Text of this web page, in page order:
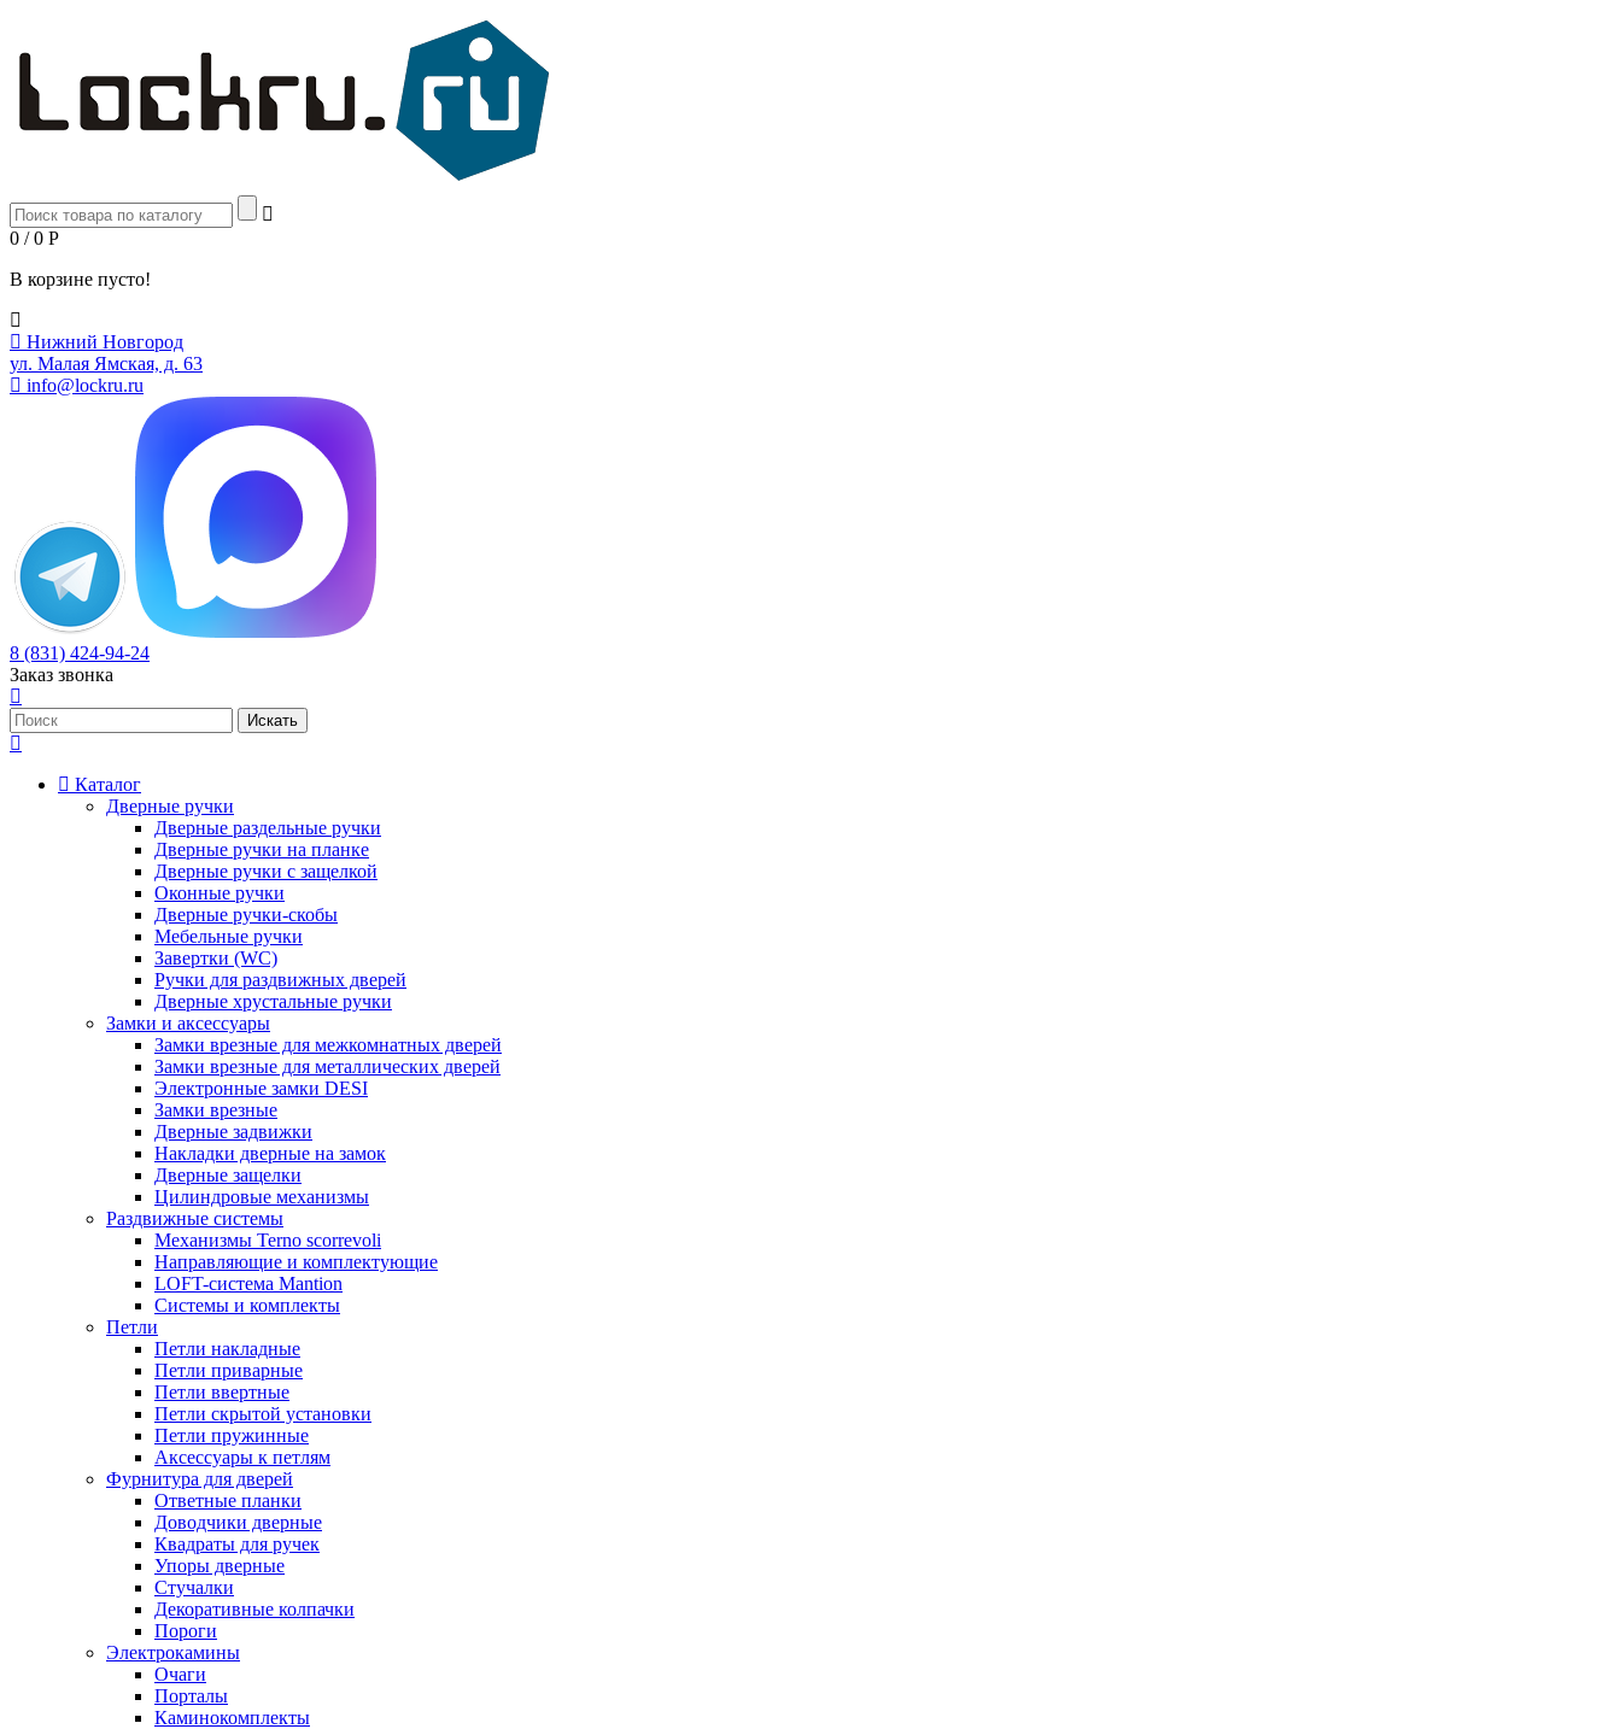
0 / 0 Р
В корзине пусто!
Нижний Новгород
ул. Малая Ямская, д. 63
info@lockru.ru
8 (831) 424-94-24
Заказ звонка
Каталог
Дверные ручки
Дверные раздельные ручки
Дверные ручки на планке
Дверные ручки с защелкой
Оконные ручки
Дверные ручки-скобы
Мебельные ручки
Завертки (WC)
Ручки для раздвижных дверей
Дверные хрустальные ручки
Замки и аксессуары
Замки врезные для межкомнатных дверей
Замки врезные для металлических дверей
Электронные замки DESI
Замки врезные
Дверные задвижки
Накладки дверные на замок
Дверные защелки
Цилиндровые механизмы
Раздвижные системы
Механизмы Terno scorrevoli
Направляющие и комплектующие
LOFT-cистема Mantion
Системы и комплекты
Петли
Петли накладные
Петли приварные
Петли ввертные
Петли скрытой установки
Петли пружинные
Аксессуары к петлям
Фурнитура для дверей
Ответные планки
Доводчики дверные
Квадраты для ручек
Упоры дверные
Стучалки
Декоративные колпачки
Пороги
Электрокамины
Очаги
Порталы
Каминокомплекты